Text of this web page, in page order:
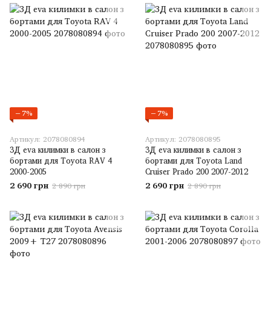
−7%
Артикул: 2078080894
3Д eva килимки в салон з
бортами для Toyota RAV 4
2000-2005
2 690 грн 2 890 грн
−7%
Артикул: 2078080895
3Д eva килимки в салон з
бортами для Toyota Land
Cruiser Prado 200 2007-2012
2 690 грн 2 890 грн